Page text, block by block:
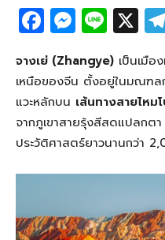
F
a
c
e
b
o
o
M
e
ss
e
n
g
er
Li
n
e
X
จางเย่ (Zhangye) เป็นเมือ
เหนือของจีน ตั้งอยู่ในมณฑล
แวะหลักบน เส้นทางสายไหม
จากภูเขาสายรุ้งสีสดแปลกต
ประวัติศาสตร์ยาวนานกว่า